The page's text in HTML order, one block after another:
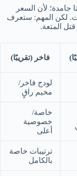
جامدة؛ لأن السعر
لكن المهم: ستعرف
المتعة.
فاخر (تقريبًا)
لودج فاخر/
مخيم راقٍ
خاصة/
خصوصية
أعلى
ترتيبات خاصة
بالكامل